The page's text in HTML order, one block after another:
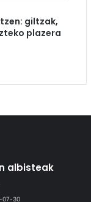
giltzak,
plazera
albisteak
07-30